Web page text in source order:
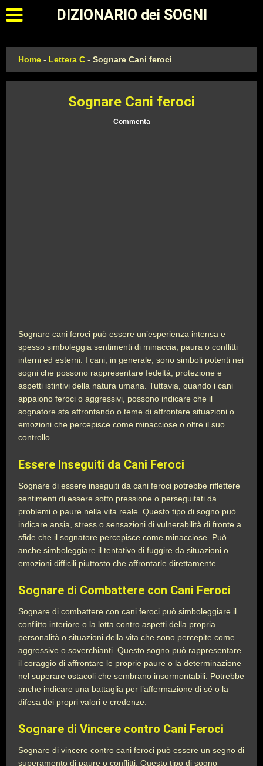
Apri il menu principale
DIZIONARIO dei SOGNI
Home - Lettera C -Sognare Cani feroci
Sognare Cani feroci
Commenta
Sognare cani feroci può essere un’esperienza intensa e
spesso simboleggia sentimenti di minaccia, paura o conflitti
interni ed esterni. I cani, in generale, sono simboli potenti nei
sogni che possono rappresentare fedeltà, protezione e
aspetti istintivi della natura umana. Tuttavia, quando i cani
appaiono feroci o aggressivi, possono indicare che il
sognatore sta affrontando o teme di affrontare situazioni o
emozioni che percepisce come minacciose o oltre il suo
controllo.
Essere Inseguiti da Cani Feroci
Sognare di essere inseguiti da cani feroci potrebbe riflettere
sentimenti di essere sotto pressione o perseguitati da
problemi o paure nella vita reale. Questo tipo di sogno può
indicare ansia, stress o sensazioni di vulnerabilità di fronte a
sfide che il sognatore percepisce come minacciose. Può
anche simboleggiare il tentativo di fuggire da situazioni o
emozioni difficili piuttosto che affrontarle direttamente.
Sognare di Combattere con Cani Feroci
Sognare di combattere con cani feroci può simboleggiare il
conflitto interiore o la lotta contro aspetti della propria
personalità o situazioni della vita che sono percepite come
aggressive o soverchianti. Questo sogno può rappresentare
il coraggio di affrontare le proprie paure o la determinazione
nel superare ostacoli che sembrano insormontabili. Potrebbe
anche indicare una battaglia per l’affermazione di sé o la
difesa dei propri valori e credenze.
Sognare di Vincere contro Cani Feroci
Sognare di vincere contro cani feroci può essere un segno di
superamento di paure o conflitti. Questo tipo di sogno